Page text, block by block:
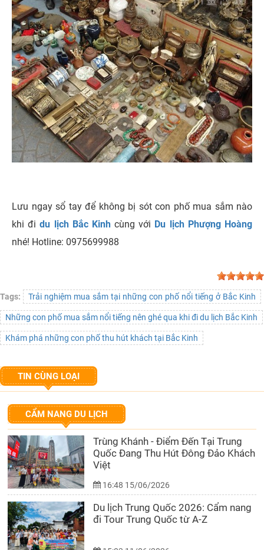
Lưu ngay sổ tay để không bị sót con phố mua sắm nào
khi đi du lịch Bắc Kinhcùng với Du lịch Phượng Hoàng
nhé! Hotline: 0975699988
Tags: Trải nghiệm mua sắm tại những con phố nổi tiếng ở Bắc Kinh
Những con phố mua sắm nổi tiếng nên ghé qua khi đi du lịch Bắc Kinh
Khám phá những con phố thu hút khách tại Bắc Kinh
TIN CÙNG LOẠI
CẨM NANG DU LỊCH
Trùng Khánh - Điểm Đến Tại Trung
Quốc Đang Thu Hút Đông Đảo Khách
Việt
16:48 15/06/2026
Du lịch Trung Quốc 2026: Cẩm nang
đi Tour Trung Quốc từ A-Z